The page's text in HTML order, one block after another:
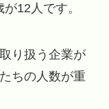
12人です。
り扱う企業が
ちの人数が重